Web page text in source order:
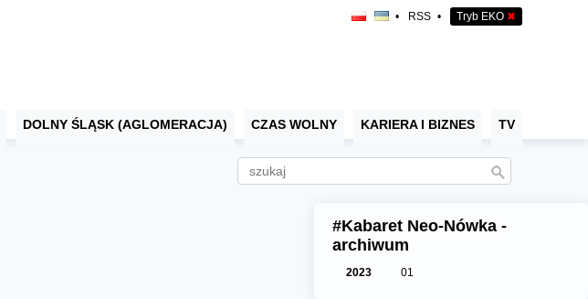
• RSS • Tryb EKO ✖
DOLNY ŚLĄSK (AGLOMERACJA) CZAS WOLNY KARIERA I BIZNES TV
#Kabaret Neo-Nówka -
archiwum
2023 01